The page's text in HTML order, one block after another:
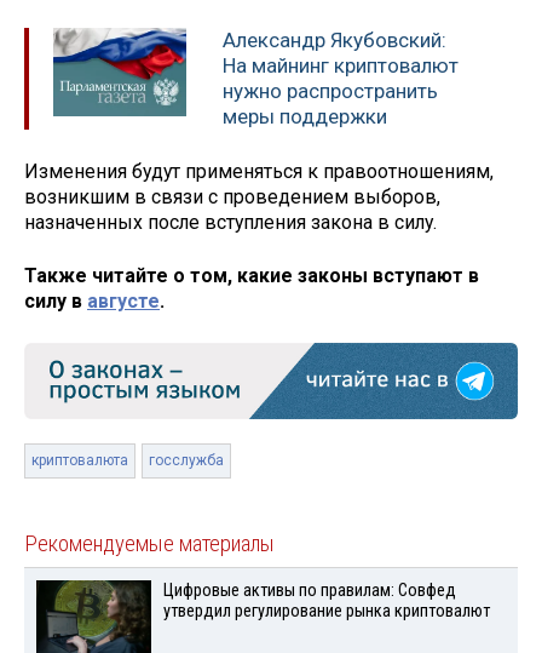
Александр Якубовский:
На майнинг криптовалют
нужно распространить
меры поддержки
Изменения будут применяться к правоотношениям,
возникшим в связи с проведением выборов,
назначенных после вступления закона в силу.
Также читайте о том, какие законы вступают в
силу в августе.
криптовалюта госслужба
Рекомендуемые материалы
Цифровые активы по правилам: Совфед
утвердил регулирование рынка криптовалют